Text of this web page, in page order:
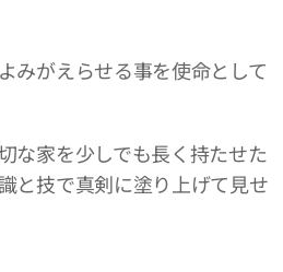
みがえらせる事を使命として
な家を少しでも長く持たせた
と技で真剣に塗り上げて見せ